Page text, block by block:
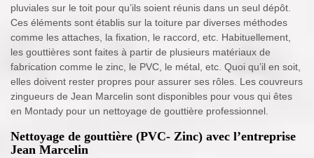
pluviales sur le toit pour qu’ils soient réunis dans un seul dépôt.
Ces éléments sont établis sur la toiture par diverses méthodes
comme les attaches, la fixation, le raccord, etc. Habituellement,
les gouttières sont faites à partir de plusieurs matériaux de
fabrication comme le zinc, le PVC, le métal, etc. Quoi qu’il en soit,
elles doivent rester propres pour assurer ses rôles. Les couvreurs
zingueurs de Jean Marcelin sont disponibles pour vous qui êtes
en Montady pour un nettoyage de gouttière professionnel.
Nettoyage de gouttière (PVC- Zinc) avec l’entreprise
Jean Marcelin